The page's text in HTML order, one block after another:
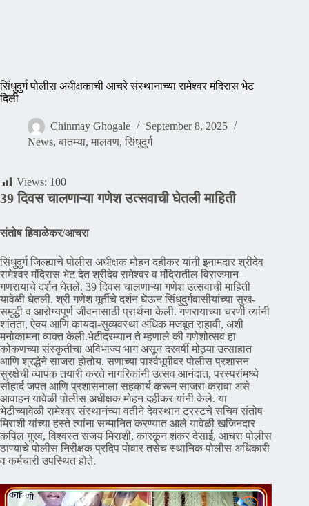
सिंधुदुर्ग पोलीस अधीक्षकाची आचरे संस्थानाच्या रामेश्वर मंदिरास भेट
दिली
Chinmay Ghogale
September 8, 2025
News, बातम्या, मालवण, सिंधुदुर्ग
Views: 100
39 दिवस चालणाऱ्या गणेश उत्सवाची घेतली माहिती
संतोष हिवाळेकर/आचरा
सिंधुदुर्ग जिल्ह्याचे पोलीस अधीक्षक मोहन दहीकर यांनी इनामदार श्रीदेव
रामेश्वर मंदिरास भेट देत श्रीदेव रामेश्वर व मंदिरातील विराजमान
गणरायाचे दर्शन घेतले. 39 दिवस चालणाऱ्या गणेश उत्सवाची माहिती
यावेळी घेतली. श्री गणेश मूर्तीचे दर्शन घेऊन सिंधुदुर्गवासीयांच्या सुख-
समृद्धी व आरोग्यपूर्ण जीवनासाठी प्रार्थना केली. गणरायाच्या चरणी त्यांनी
शांतता, ऐक्य आणि कायदा-सुव्यवस्था अधिक मजबूत राहावी, अशी
मनोकामना व्यक्त केली.भेटीदरम्यान ते म्हणाले की गणेशोत्सव हा
कोकणच्या संस्कृतीचा अविभाज्य भाग असून दरवर्षी मोठ्या उत्साहात
आणि श्रद्धेने साजरा होतोय. सणाच्या पार्श्वभूमीवर पोलीस प्रशासन
सुरक्षेची व्यापक तयारी करते नागरिकांनी उत्सव आनंदात, परस्परांमध्ये
सौहार्द जपत आणि प्रशासनाला सहकार्य करून साजरा करावा असे
आवाहन यावेळी पोलीस अधीक्षक मोहन दहीकर यांनी केले. या
भेटीच्यावेळी रामेश्वर संस्थानंच्या वतीने देवस्थान ट्रस्टचे सचिव संतोष
मिराशी यांच्या हस्ते त्यांना सन्मानित करण्यात आले यावेळी खजिनदार
कपिल गुरव, विश्वस्त संजय मिराशी, कारकून शंकर देसाई, आचरा पोलीस
ठाण्याचे पोलीस निरीक्षक प्रदिप पोवार तसेच स्थानिक पोलीस अधिकारी
व कर्मचारी उपस्थित होते.